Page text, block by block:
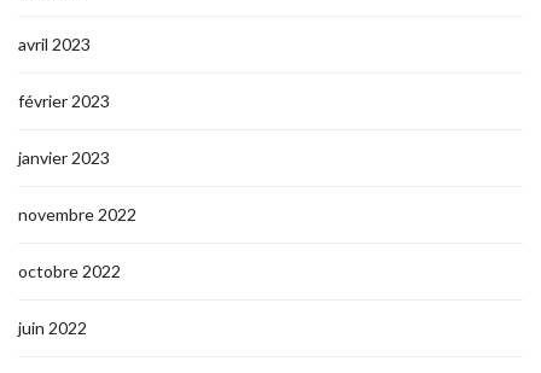
avril 2023
février 2023
janvier 2023
novembre 2022
octobre 2022
juin 2022